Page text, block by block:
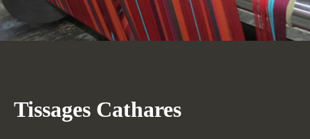
Tissages Cathares